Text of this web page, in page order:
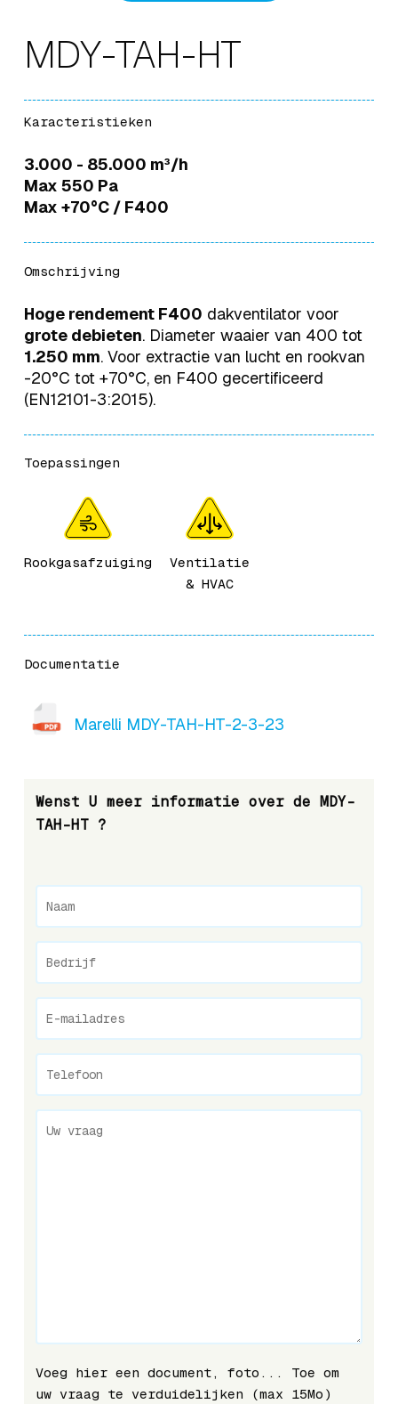
MDY-TAH-HT
Karacteristieken
3.000 - 85.000 m³/h
Max 550 Pa
Max +70°C / F400
Omschrijving
Hoge rendement F400 dakventilator voor
grote debieten. Diameter waaier van 400 tot
1.250 mm. Voor extractie van lucht en rookvan
-20°C tot +70°C, en F400 gecertificeerd
(EN12101-3:2015).
Toepassingen
Rookgasafzuiging
Ventilatie
& HVAC
Documentatie
Marelli MDY-TAH-HT-2-3-23
Wenst U meer informatie over de MDY-
TAH-HT ?
Voeg hier een document, foto... Toe om
uw vraag te verduidelijken (max 15Mo)